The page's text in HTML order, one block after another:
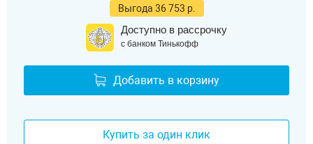
Выгода 36 753 р.
Доступно в рассрочку
с банком Тинькофф
Добавить в корзину
Купить за один клик